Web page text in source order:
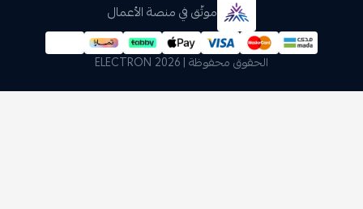
موثّق في منصة الأعمال
الحقوق محفوظة | 2026 ELECTRON